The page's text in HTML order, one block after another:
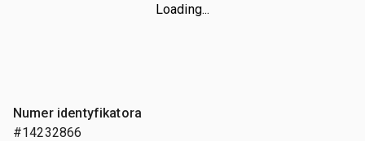
Loading...
Numer identyfikatora
#14232866